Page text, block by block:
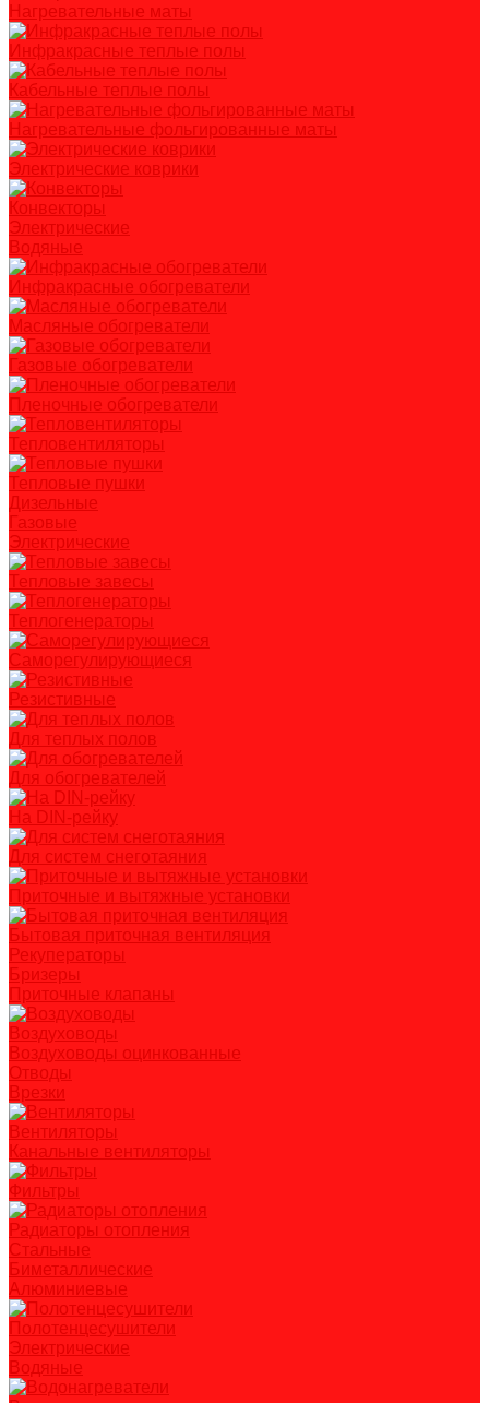
Нагревательные маты
Инфракрасные теплые полы
Кабельные теплые полы
Нагревательные фольгированные маты
Электрические коврики
Конвекторы
Электрические
Водяные
Инфракрасные обогреватели
Масляные обогреватели
Газовые обогреватели
Пленочные обогреватели
Тепловентиляторы
Тепловые пушки
Дизельные
Газовые
Электрические
Тепловые завесы
Теплогенераторы
Саморегулирующиеся
Резистивные
Для теплых полов
Для обогревателей
На DIN-рейку
Для систем снеготаяния
Приточные и вытяжные установки
Бытовая приточная вентиляция
Рекуператоры
Бризеры
Приточные клапаны
Воздуховоды
Воздуховоды оцинкованные
Отводы
Врезки
Вентиляторы
Канальные вентиляторы
Фильтры
Радиаторы отопления
Стальные
Биметаллические
Алюминиевые
Полотенцесушители
Электрические
Водяные